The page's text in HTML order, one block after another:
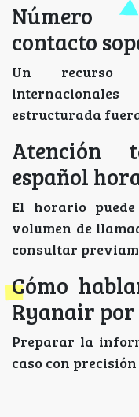
Número
contacto
Un recurso
estructurada
Atención
español
El horario
volumen de
consultar
Cómo
Ryanair
Preparar la
caso con